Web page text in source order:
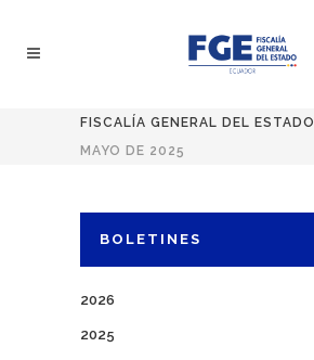
FISCALÍA GENERAL DEL ESTADO
MAYO DE 2025
BOLETINES
2026
2025